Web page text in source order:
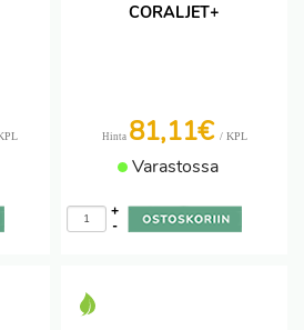
CORALJET+
Hinta 81,11€ / KPL
Varastossa
-
+